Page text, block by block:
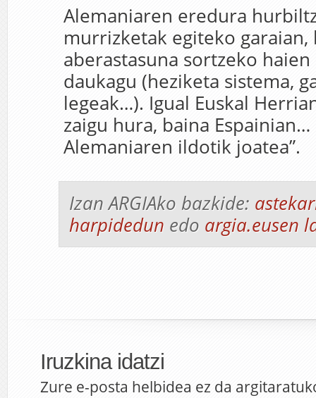
Alemaniaren eredura
murrizketak egiteko garaian,
aberastasuna sortzeko
daukagu (heziketa sistema,
legeak…). Igual Euskal
zaigu hura, baina
Alemaniaren ildotik joatea”.
Izan ARGIAko bazkide:
harpidedun edo argia.eusen
Iruzkina idatzi
Zure e-posta helbidea ez da